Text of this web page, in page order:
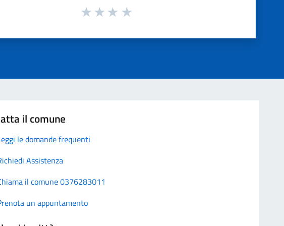
il comune
le domande frequenti
Assistenza
il comune 0376283011
un appuntamento